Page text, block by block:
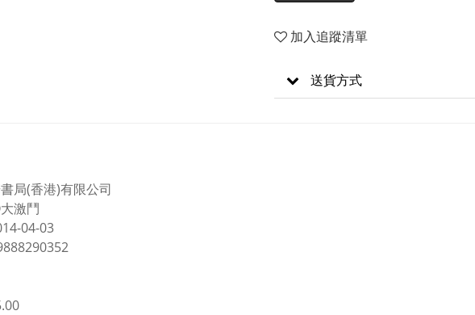
加入追蹤清單
送貨方式
局(香港)有限公司
激鬥
04-03